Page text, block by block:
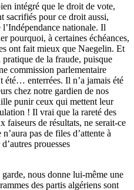
intégré que le droit de vote,
sacrifiés pour ce droit aussi,
nationale. Il
pourquoi, à certaines échéances,
ont fait mieux que Naegelin. Et
de la fraude, puisque
commission parlementaire
été… enterrées. Il n’a jamais été
chez notre gardien de nos
punir ceux qui mettent leur
! Il vrai que la rareté des
faiseurs de résultats, ne serait-ce
pas de files d’attente à
prouesses
nous donne lui-même une
des partis algériens sont